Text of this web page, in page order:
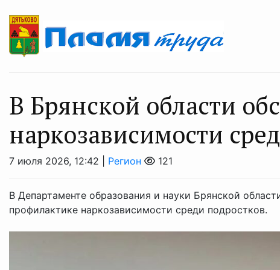
В Брянской области
наркозависимости
7 июля 2026, 12:42 | Регион 121
В Департаменте образования и науки Брянской
профилактике наркозависимости среди подростков.